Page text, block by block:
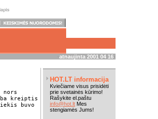
atnaujinta 2001 04 16
nors
kreiptis
buvo
HOT.LT informacija
Kviečiame visus prisidėti
prie svetainės kūrimo!
Rašykite el.paštu
info@hot.lt Mes
stengiamės Jums!